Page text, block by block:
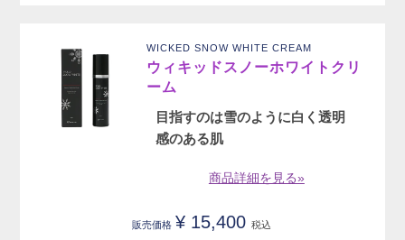
WICKED SNOW WHITE CREAM
ウィキッドスノーホワイトクリ
ーム
目指すのは雪のように白く透明
感のある肌
商品詳細を見る»
販売価格 ¥ 15,400 税込